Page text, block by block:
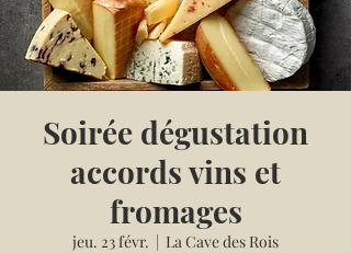
Soirée dégustation
accords vins et
fromages
jeu. 23 févr.
  |
La Cave des Rois